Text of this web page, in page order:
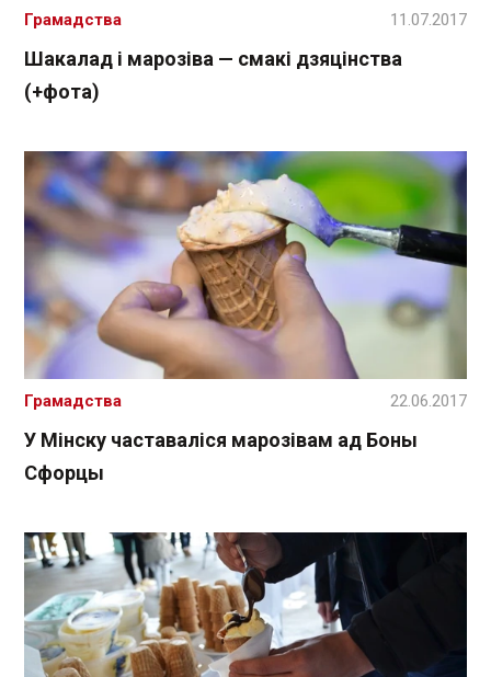
Шакалад і марозіва — смакі дзяцінства
(+фота)
Грамадства 11.07.2017
У Мінску частаваліся марозівам ад Боны
Сфорцы
Грамадства 22.06.2017